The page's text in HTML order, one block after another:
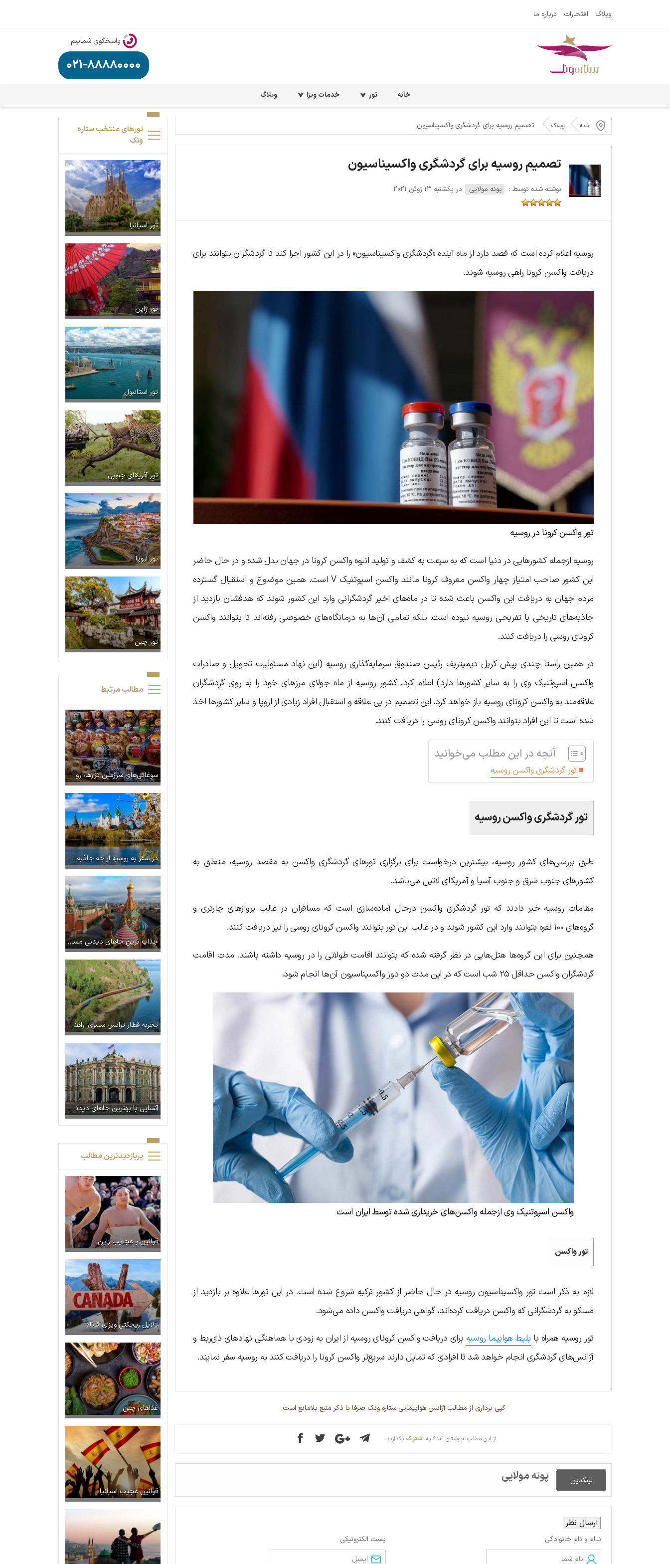
وبلاگ افتخارات درباره ما
پاسخگوی شماییم
021-88880000
خانه تور خدمات ویزا وبلاگ
خانه وبلاگ تصمیم روسیه برای گردشگری واکسیناسیون
تصمیم روسیه برای گردشگری واکسیناسیون
نوشته شده توسط : پونه مولایی در یکشنبه 13 ژوئن 2021
روسیه اعلام کرده است که قصد دارد از ماه آینده «گردشگری واکسیناسیون» را در این کشور اجرا کند تا گردشگران بتوانند برای
دریافت واکسن کرونا راهی روسیه شوند.
تور واکسن کرونا در روسیه
روسیه ازجمله کشورهایی در دنیا است که به سرعت به کشف و تولید انبوه واکسن کرونا در جهان بدل شده و در حال حاضر
این کشور صاحب امتیاز چهار واکسن معروف کرونا مانند واکسن اسپوتنیک V است. همین موضوع و استقبال گسترده
مردم جهان به دریافت این واکسن باعث شده تا در ماه‌های اخیر گردشگرانی وارد این کشور شوند که هدفشان بازدید از
جاذبه‌های تاریخی یا تفریحی روسیه نبوده است. بلکه تمامی آن‌ها به درمانگاه‌های خصوصی رفته‌اند تا بتوانند واکسن
کرونای روسی را دریافت کنند.
در همین راستا چندی پیش کریل دیمیتریف رئیس صندوق سرمایه‌گذاری روسیه (این نهاد مسئولیت تحویل و صادرات
واکسن اسپوتنیک وی را به سایر کشورها دارد) اعلام کرد، کشور روسیه از ماه جولای مرزهای خود را به روی گردشگران
علاقه‌مند به واکسن کرونای روسیه باز خواهد کرد. این تصمیم در پی علاقه و استقبال افراد زیادی از اروپا و سایر کشورها اخذ
شده است تا این افراد بتوانند واکسن کرونای روسی را دریافت کنند.
آنچه در این مطلب می‌خوانید
تور گردشگری واکسن روسیه
تور گردشگری واکسن روسیه
طبق بررسی‌های کشور روسیه، بیشترین درخواست برای برگزاری تورهای گردشگری واکسن به مقصد روسیه، متعلق به
کشورهای جنوب شرق و جنوب آسیا و آمریکای لاتین می‌باشد.
مقامات روسیه خبر دادند که تور گردشگری واکسن درحال آماده‌سازی است که مسافران در غالب پروازهای چارتری و
گروه‌های ۱۰۰ نفره بتوانند وارد این کشور شوند و در غالب این تور بتوانند واکسن کرونای روسی را نیز دریافت کنند.
همچنین برای این گروه‌ها هتل‌هایی در نظر گرفته شده که بتوانند اقامت طولانی را در روسیه داشته باشند. مدت اقامت
گردشگران واکسن حداقل ۲۵ شب است که در این مدت دو دوز واکسیناسیون آن‌ها انجام شود.
واکسن اسپوتنیک وی ازجمله واکسن‌های خریداری شده توسط ایران است
تور واکسن
لازم به ذکر است تور واکسیناسیون روسیه در حال حاضر از کشور ترکیه شروع شده است. در این تورها علاوه بر بازدید از
مسکو به گردشگرانی که واکسن دریافت کرده‌اند، گواهی دریافت واکسن داده می‌شود.
تور روسیه همراه با بلیط هواپیما روسیه برای دریافت واکسن کرونای روسیه از ایران به زودی با هماهنگی نهادهای ذی‌ربط و
آژانس‌های گردشگری انجام خواهد شد تا افرادی که تمایل دارند سریع‌تر واکسن کرونا را دریافت کنند به روسیه سفر نمایند.
کپی برداری از مطالب آژانس هواپیمایی ستاره ونک صرفا با ذکر منبع بلامانع است.
از این مطلب خوشتان آمد؟ به اشتراک بگذارید.
لینکدین پونه مولایی
ارسال نظر
نــام و نام خانوادگی پست الکترونیکی
تورهای منتخب ستاره
ونک
تور اسپانیا
تور ژاپن
تور استانبول
تور آفریقای جنوبی
تور اروپا
تور چین
مطالب مرتبط
سوغاتی‌های سرزمین تزارها، روسیه
در سفر به روسیه از چه جاذبه‌هایی دیدن کنیم؟
جذاب ترین جاهای دیدنی مسکو که نباید از دست داد!
تجربه قطار ترانس ‌سیبری: راهنمای سفری حماسی در روسیه با قطار سیبری
آشنایی با بهترین جاهای دیدنی سن پترزبورگ + عکس و آدرس
پربازدیدترین مطالب
قوانین و عجایب ژاپن
دلایل ریجکتی ویزای کانادا
غذاهای چین
قوانین عجیب اسپانیا